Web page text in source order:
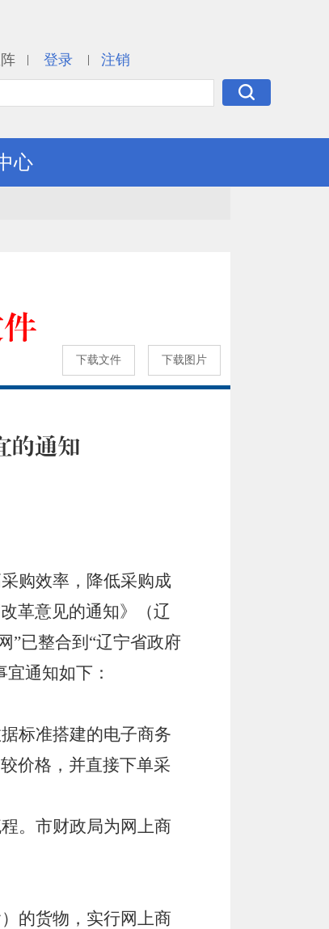
| 登录 | 注销
心
下载文件 下载图片
的通知
购效率，降低采购成
革意见的通知》（辽
”已整合到“辽宁省政府
通知如下：
标准搭建的电子商务
价格，并直接下单采
。市财政局为网上商
的货物，实行网上商